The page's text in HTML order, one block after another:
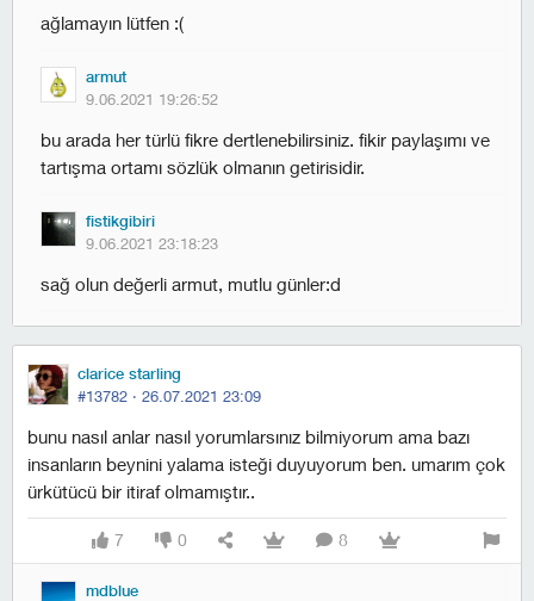
ağlamayın lütfen :(
armut
9.06.2021 19:26:52
bu arada her türlü fikre dertlenebilirsiniz. fikir paylaşımı ve
tartışma ortamı sözlük olmanın getirisidir.
fistikgibiri
9.06.2021 23:18:23
sağ olun değerli armut, mutlu günler:d
clarice starling
#13782 · 26.07.2021 23:09
bunu nasıl anlar nasıl yorumlarsınız bilmiyorum ama bazı
insanların beynini yalama isteği duyuyorum ben. umarım çok
ürkütücü bir itiraf olmamıştır..
7 0 8
mdblue